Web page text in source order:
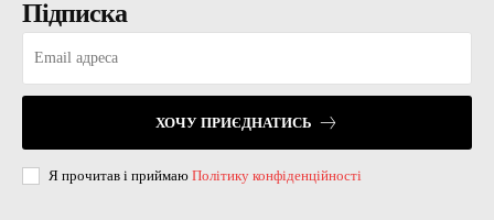
Підписка
ХОЧУ ПРИЄДНАТИСЬ
Я прочитав і приймаю Політику конфіденційності